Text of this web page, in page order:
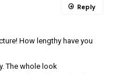
How lengthy have you
The whole look
Reply